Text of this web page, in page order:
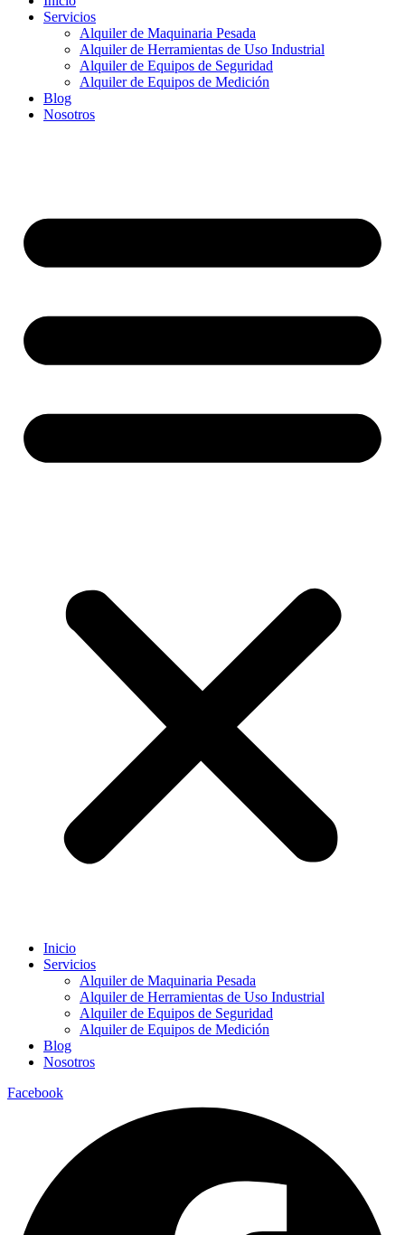
Servicios
Alquiler de Maquinaria Pesada
Alquiler de Herramientas de Uso Industrial
Alquiler de Equipos de Seguridad
Alquiler de Equipos de Medición
Blog
Nosotros
Inicio
Servicios
Alquiler de Maquinaria Pesada
Alquiler de Herramientas de Uso Industrial
Alquiler de Equipos de Seguridad
Alquiler de Equipos de Medición
Blog
Nosotros
Facebook